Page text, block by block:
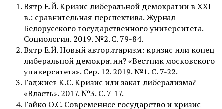
Вятр Е.Й. Кризис либеральной демократии в ХХI
в.: сравнительная перспектива. Журнал
Белорусского государственного университета.
Социология. 2019. №2. С. 79-84.
Вятр Е.Й. Новый авторитаризм: кризис или конец
либеральной демократии? «Вестник московского
университета». Сер. 12. 2019. №1. С. 7-22.
Гаджиев К.С. Кризис или закат либерализма?
«Власть». 2017. №3. С. 7-17.
Гайко О.С. Современное государство и кризис